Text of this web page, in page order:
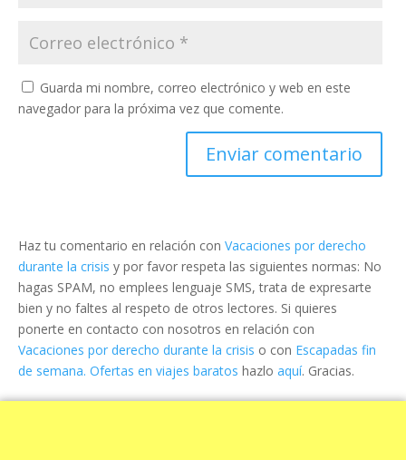
Guarda mi nombre, correo electrónico y web en este
navegador para la próxima vez que comente.
Haz tu comentario en relación con Vacaciones por derecho
durante la crisis y por favor respeta las siguientes normas: No
hagas SPAM, no emplees lenguaje SMS, trata de expresarte
bien y no faltes al respeto de otros lectores. Si quieres
ponerte en contacto con nosotros en relación con
Vacaciones por derecho durante la crisis o con Escapadas fin
de semana. Ofertas en viajes baratos hazlo aquí. Gracias.